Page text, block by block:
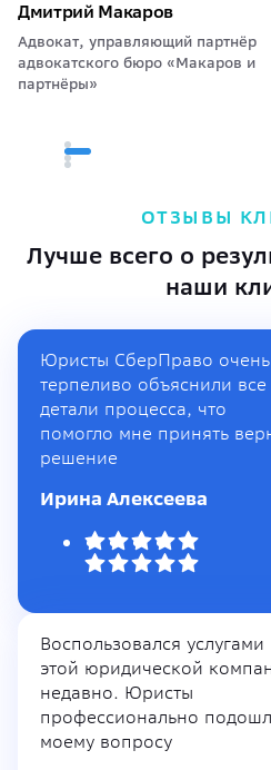
Дмитрий Макаров
Адвокат, управляющий партнёр
адвокатского бюро «Макаров и
партнёры»
ОТЗЫВЫ
Лучше всего о
наши
Юристы СберПраво очень
терпеливо объяснили все
детали процесса, что
помогло мне принять
решение
Ирина Алексеева
Воспользовался услугами
этой юридической
недавно. Юристы
профессионально
моему вопросу